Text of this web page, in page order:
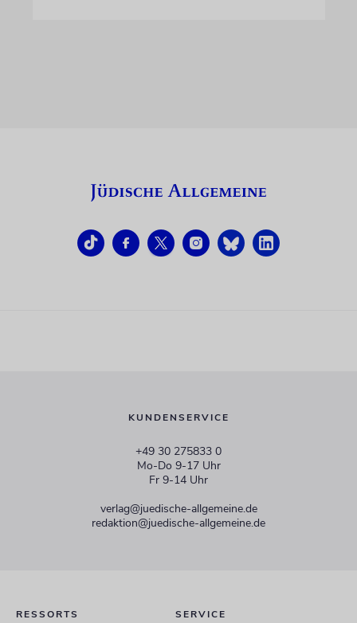
KUNDENSERVICE
+49 30 275833 0
Mo-Do 9-17 Uhr
Fr 9-14 Uhr
verlag@juedische-allgemeine.de
redaktion@juedische-allgemeine.de
RESSORTS SERVICE